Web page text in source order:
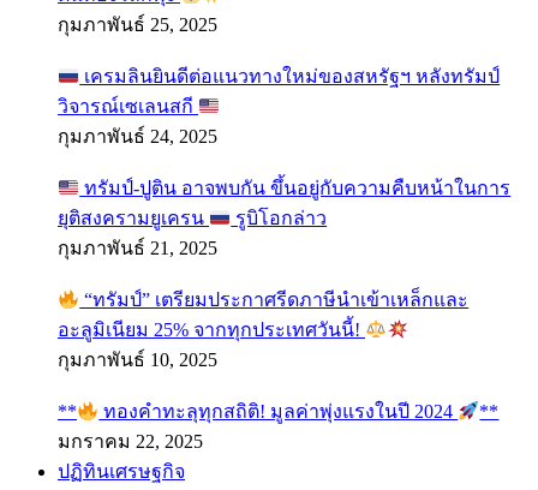
กุมภาพันธ์ 25, 2025
เครมลินยินดีต่อแนวทางใหม่ของสหรัฐฯ หลังทรัมป์
วิจารณ์เซเลนสกี
กุมภาพันธ์ 24, 2025
ทรัมป์-ปูติน อาจพบกัน ขึ้นอยู่กับความคืบหน้าในการ
ยุติสงครามยูเครน
รูบิโอกล่าว
กุมภาพันธ์ 21, 2025
“ทรัมป์” เตรียมประกาศรีดภาษีนำเข้าเหล็กและ
อะลูมิเนียม 25% จากทุกประเทศวันนี้!
กุมภาพันธ์ 10, 2025
** ทองคำทะลุทุกสถิติ! มูลค่าพุ่งแรงในปี 2024
**
มกราคม 22, 2025
ปฏิทินเศรษฐกิจ